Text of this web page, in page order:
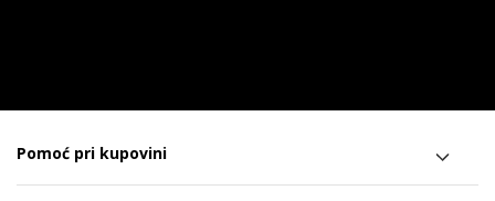
Pomoć pri kupovini